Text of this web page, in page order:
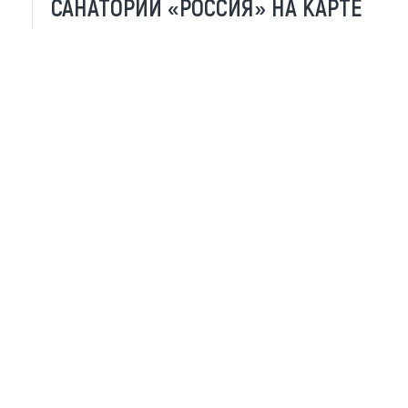
САНАТОРИЙ «РОССИЯ» НА КАРТЕ